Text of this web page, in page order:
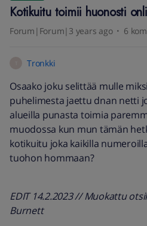
Kotikuitu toimii huonosti
Forum|Forum|3 years ago 6
Tronkki
Osaako joku selittää mulle
puhelimesta jaettu dnan netti
alueilla punasta toimia
muodossa kun mun tämän
kotikuitu joka kaikilla
tuohon hommaan?
EDIT 14.2.2023 // Muokattu
Burnett